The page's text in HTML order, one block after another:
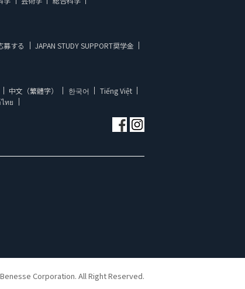
募する JAPAN STUDY SUPPORT奨学金
中文（繁體字） 한국어
Tiếng Việt
ทย
Corporation. All Right Reserved.